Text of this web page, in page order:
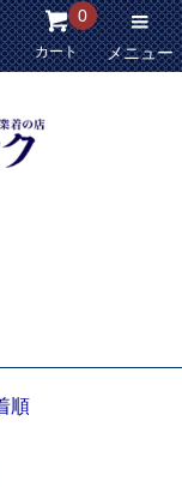
カート
0
メニュー
順